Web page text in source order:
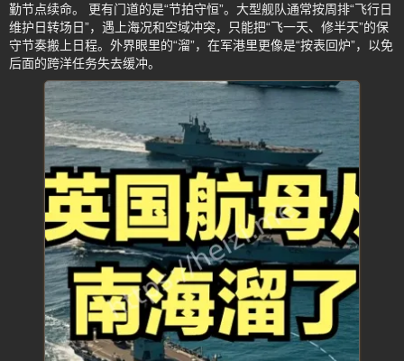
勤节点续命。 更有门道的是“节拍守恒”。大型舰队通常按周排“飞行日
维护日转场日”，遇上海况和空域冲突，只能把“飞一天、修半天”的保
守节奏搬上日程。外界眼里的“溜”，在军港里更像是“按表回炉”，以免
后面的跨洋任务失去缓冲。